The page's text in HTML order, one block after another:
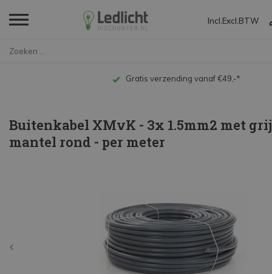
Incl. Excl. BTW
Gratis verzending vanaf €49,-*
Buitenkabel XMvK - 3x 1.5mm2 met
mantel rond - per meter